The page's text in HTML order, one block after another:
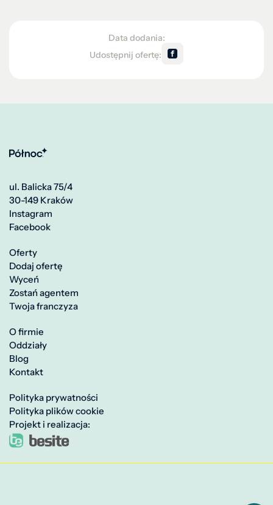
Data dodania:
Udostępnij ofertę:
ul. Balicka 75/4
30-149 Kraków
Instagram
Facebook
Oferty
Dodaj ofertę
Wyceń
Zostań agentem
Twoja franczyza
O firmie
Oddziały
Blog
Kontakt
Polityka prywatności
Polityka plików cookie
Projekt i realizacja: